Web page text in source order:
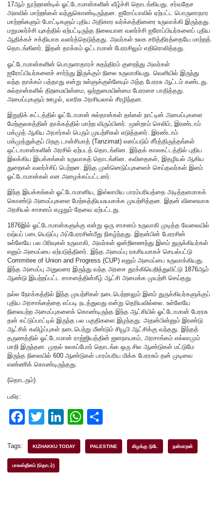
17ஆம் நூற்றாண்டில் ஓட்டோமான்களின் வீழ்ச்சி தொடங்கியது. சர்வதேச
அளவில் மாற்றங்கள் வந்துகொண்டிருந்தன. ஐரோப்பாவில் ஏற்பட்ட பொருளாதார
மாற்றங்களும் போட்டிகளும் புதிய அதிகார வர்க்கத்தினரை உருவாக்கி இருந்தது.
மறுமலர்ச்சி யுகத்தில் ஏற்பட்டிருந்த நிலையான வளர்ச்சி ஐரோப்பியர்களைப் புதிய
ஆதிக்கச் சக்தியாக வளர்த்தெடுத்தது. அவர்கள் உலக சரித்திரத்தையே மாற்றத்
தொடங்கினர். இதன் தாக்கம் ஓட்டாமான் பேரரசிலும் எதிரொலித்தது.
ஓட்டோமான்களின் பொருளாதாரச் சுதந்திரம் குறைந்து அவர்கள்
ஐரோப்பியர்களைச் சார்ந்து இருக்கும் நிலை உருவாகியது. வெளியில் இருந்து
வந்த தாக்கம் பத்தாது என்று உள்ளுக்குள்ளேயும் அந்த பேரரசு ஆட்டம் கண்டது.
சுல்தான்களில் திறமையின்மை, ஒற்றுமையின்மை பேரரசை பாதித்தது.
அமைப்புகளும் ஊழல், வாரிசு அரசியலால் சீரழிந்தன.
இறுதிக் கட்டத்தில் ஓட்டோமான் சுல்தான்கள் தங்கள் நாட்டின் அமைப்புகளை
மேற்குலகத்தின் தாக்கத்தில் மாற்ற விரும்பினர். மூன்றாம் செலிம், இரண்டாம்
மக்முத் ஆகிய அரசர்கள் பெரும் முயற்சிகள் எடுத்தனர். இரண்டாம்
மக்முத்துக்குப் பிறகு டான்சிமாத் (Tanzimat) எனப்படும் சீர்த்திருத்தங்கள்
ஒட்டாமான்களின் அரசில் ஏற்படத் தொடங்கின. இந்தக் காலகட்டத்தில் புதிய
இலக்கிய இயக்கங்கள் உருவாகத் தொடங்கின. கவிதைகள், இதழியல் ஆகிய
துறைகள் வளர்ச்சிப் பெற்றன. இந்த முன்னெடுப்புகளைச் செய்தவர்கள் இளம்
ஓட்டோமான்கள் என அழைக்கப்பட்டனர்.
இந்த இயக்கங்கள் ஓட்டோமானிய, இஸ்லாமிய பாரம்பரியத்தை அடித்தளமாகக்
கொண்டு அமைப்புகளை மேற்கத்தியமயமாக்க முயற்சித்தன. இதன் விளைவாக
அரசியல் சாசனம் எழுதும் தேவை ஏற்பட்டது.
1876இல் ஓட்டோமான்களுக்கு என்று ஒரு சாசனம் உருவாகி முடித்த வேலையில்
ரஷ்யப் படையெடுப்பு அப்பேரரசின்மீது நிகழ்ந்தது. இதன்பின் பேரரசின்
உள்ளேயே பல பிரிவுகள் உருவாகி, அவர்கள் ஒன்றிணைந்து இளம் துருக்கியர்கள்
எனும் அமைப்பை ஏற்படுத்தினர். இந்த அமைப்பு ரகசியமாகச் செயல்பட்டு
Commitee of Union and Progress (CUP) எனும் அமைப்பை உருவாக்கியது.
இந்த அமைப்பு அதுவரை இருந்து வந்த அரசை தூக்கியெறித்துவிட்டு 1876ஆம்
ஆண்டு இயற்றப்பட்ட சாசனத்தின்கீழ் ஆட்சி அமைக்க முயற்சி செய்தது.
நல்ல நோக்கத்தில் இந்த முயற்சிகள் நடைபெற்றாலும் இளம் துருக்கியர்களுக்குப்
புதிய அரசாங்கத்தை எப்படி நடத்துவது என்று தெரியவில்லை. உள்ளேயே
நிலையற்ற அமைப்புகளைக் கொண்டிருந்த இந்த ஆட்சியில் ஓட்டோமான் பேரரசு
தன் கட்டுப்பாட்டில் இருந்த பல பகுதிகளை இழந்தது. அதன்பின்னும் இரண்டு
ஆட்சிக் கவிழ்ப்புகள் நடைபெற்று மீண்டும் சியூபி ஆட்சிக்கு வந்தது. இந்தத்
தருணத்தில் ஓட்டோமான் ராஜ்ஜியத்தின் ஜனநாயகம், அரசாங்கம் எல்லாமும்
மாறி இருந்தன. முதல் உலகப்போர் தொடங்க ஒரு சில ஆண்டுகள் மட்டுமே
இருந்த நிலையில் 600 ஆண்டுகள் பாரம்பரிய மிக்க பேரரசும் தன் முடிவை
எண்ணிக் கொண்டிருந்தது.
(தொடரும்)
பகிர:
F
c
e
T
tt
er
Li
k
W
at ar
Tags: KIZHAKKU TODAY PALESTINE கிழக்கு டுடே நன்மாறன்
பாலஸ்தீனம் (தொடர்)